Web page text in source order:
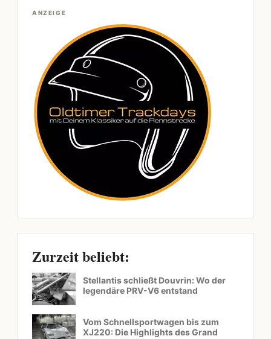
ANZEIGE
Zurzeit beliebt:
Stellantis schließt Douvrin: Wo der
legendäre PRV-V6 entstand
Vom Schnellsportwagen bis zum
XJ220: Die Highlights des Grand